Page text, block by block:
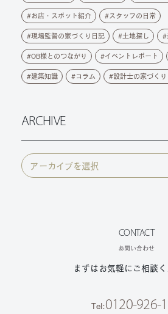
お店・スポット紹介 スタッフの日常
現場監督の家づくり日記 土地探し
OB様とのつながり イベントレポート
建築知識 コラム 設計士の家づくり
ARCHIVE
CONTACT
お問い合わせ
まずはお気軽にご相談く
Tel:0120-926-